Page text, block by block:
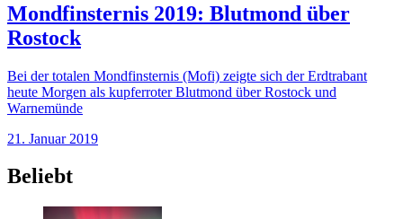
Mondfinsternis 2019: Blutmond über
Rostock
Bei der totalen Mondfinsternis (Mofi) zeigte sich der Erdtrabant
heute Morgen als kupferroter Blutmond über Rostock und
Warnemünde
21. Januar 2019
Beliebt